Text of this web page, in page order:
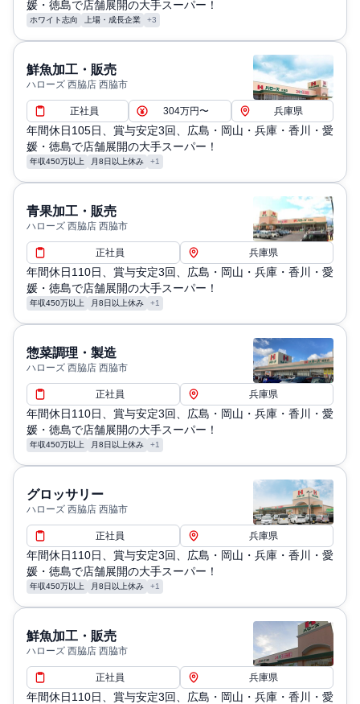
媛・徳島で店舗展開の大手スーパー！
ホワイト志向 上場・成長企業 +3
鮮魚加工・販売
ハローズ 西脇店 西脇市
正社員 304万円〜 兵庫県
年間休日105日、賞与安定3回、広島・岡山・兵庫・香川・愛
媛・徳島で店舗展開の大手スーパー！
年収450万以上 月8日以上休み +1
青果加工・販売
ハローズ 西脇店 西脇市
正社員 兵庫県
年間休日110日、賞与安定3回、広島・岡山・兵庫・香川・愛
媛・徳島で店舗展開の大手スーパー！
年収450万以上 月8日以上休み +1
惣菜調理・製造
ハローズ 西脇店 西脇市
正社員 兵庫県
年間休日110日、賞与安定3回、広島・岡山・兵庫・香川・愛
媛・徳島で店舗展開の大手スーパー！
年収450万以上 月8日以上休み +1
グロッサリー
ハローズ 西脇店 西脇市
正社員 兵庫県
年間休日110日、賞与安定3回、広島・岡山・兵庫・香川・愛
媛・徳島で店舗展開の大手スーパー！
年収450万以上 月8日以上休み +1
鮮魚加工・販売
ハローズ 西脇店 西脇市
正社員 兵庫県
年間休日110日、賞与安定3回、広島・岡山・兵庫・香川・愛